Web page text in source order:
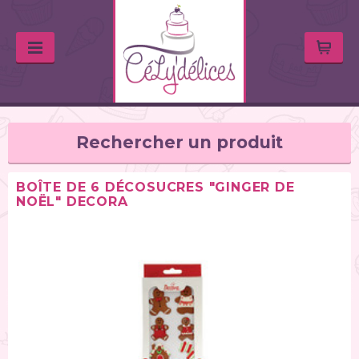
Rechercher un produit
Colorants alimentaires (67)
Feutres alimentaires (11)
Peintures alimentaires (38)
Chocolats / Candy Melts (36)
Colles comestibles (2)
BOÎTE DE 6 DÉCOSUCRES "GINGER DE
NOËL" DECORA